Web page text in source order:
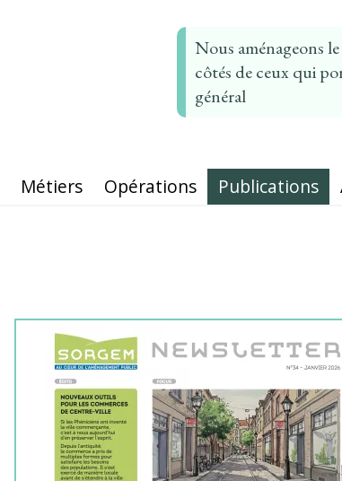
Nous aménageons
côtés de ceux qui
général
Métiers Opérations Publications